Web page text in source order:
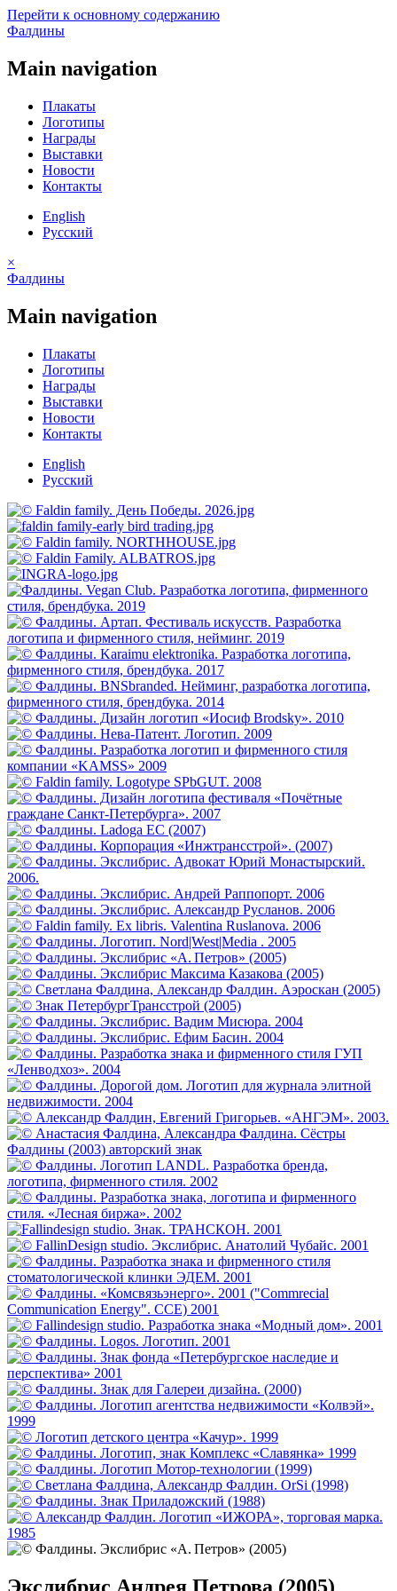
Перейти к основному содержанию
Фалдины
Main navigation
Плакаты
Логотипы
Награды
Выставки
Новости
Контакты
English
Русский
×
Фалдины
Main navigation
Плакаты
Логотипы
Награды
Выставки
Новости
Контакты
English
Русский
Экслибрис Андрея Петрова (2005)